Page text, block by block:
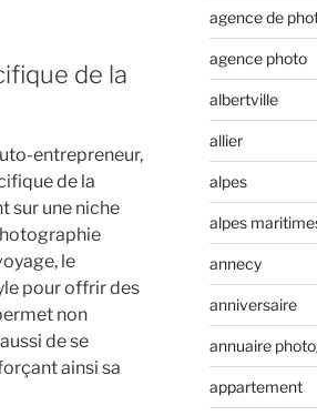
de la
entrepreneur,
de la
sur une niche
le
pour offrir des
non
de se
ainsi sa
agence de
agence photo
albertville
allier
alpes
alpes
annecy
anniversaire
annuaire
appartement